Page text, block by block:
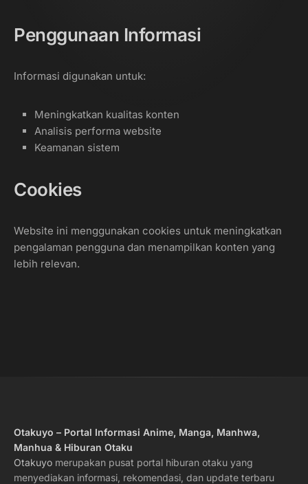
Penggunaan Informasi
Informasi digunakan untuk:
Meningkatkan kualitas konten
Analisis performa website
Keamanan sistem
Cookies
Website ini menggunakan cookies untuk meningkatkan
pengalaman pengguna dan menampilkan konten yang
lebih relevan.
Otakuyo – Portal Informasi Anime, Manga, Manhwa,
Manhua & Hiburan Otaku
Otakuyo merupakan pusat portal hiburan otaku yang
menyediakan informasi, rekomendasi, dan update terbaru